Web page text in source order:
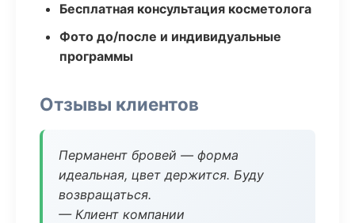
Бесплатная консультация косметолога
Фото до/после и индивидуальные
программы
Отзывы клиентов
Перманент бровей — форма
идеальная, цвет держится. Буду
возвращаться.
— Клиент компании